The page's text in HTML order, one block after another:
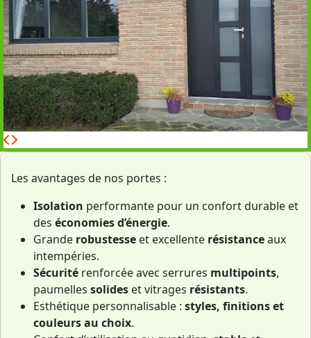
Les avantages de nos portes :
Isolation performante pour un confort durable et
des économies d’énergie.
Grande robustesse et excellente résistanceaux
intempéries.
Sécurité renforcée avec serrures multipoints,
paumelles solides et vitrages résistants.
Esthétique personnalisable : styles, finitions et
couleurs au choix.